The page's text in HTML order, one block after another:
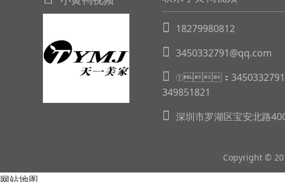
18279980812
3450332791@qq.com
①：
349851821
深圳市罗湖区宝安北路
Copyright ©